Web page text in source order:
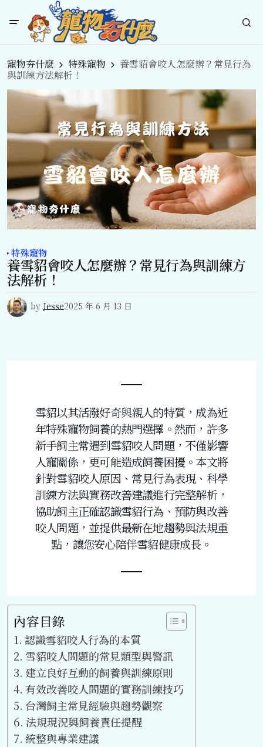
寵物夯什麼 特殊寵物
養雪貂會咬人怎麼辦？常見行為
與訓練方法解析！
特殊寵物
養雪貂會咬人怎麼辦？常見行為與訓練方
法解析！
by Jesse2025 年 6 月 13 日
雪貂以其活潑好奇與親人的特質，成為近
年特殊寵物飼養的熱門選擇。然而，許多
新手飼主常遇到雪貂咬人問題，不僅影響
人寵關係，更可能造成飼養困擾。本文將
針對雪貂咬人原因、常見行為表現、科學
訓練方法與實務改善建議進行完整解析，
協助飼主正確認識雪貂行為、預防與改善
咬人問題，並提供最新在地趨勢與法規重
點，讓您安心陪伴雪貂健康成長。
內容目錄
認識雪貂咬人行為的本質
雪貂咬人問題的常見類型與警訊
建立良好互動的飼養與訓練原則
有效改善咬人問題的實務訓練技巧
台灣飼主常見經驗與趨勢觀察
法規現況與飼養責任提醒
統整與專業建議